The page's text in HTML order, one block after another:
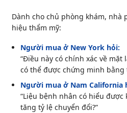
Dành cho chủ phòng khám, nhà
hiệu thẩm mỹ:
Người mua ở New York hỏi:
“Điều này có chính xác về mặt
có thể được chứng minh bằng
Người mua ở Nam California
“Liệu bệnh nhân có hiểu được
tăng tỷ lệ chuyển đổi?”